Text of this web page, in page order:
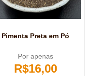
Pimenta Preta em Pó
Por apenas
R$16,00